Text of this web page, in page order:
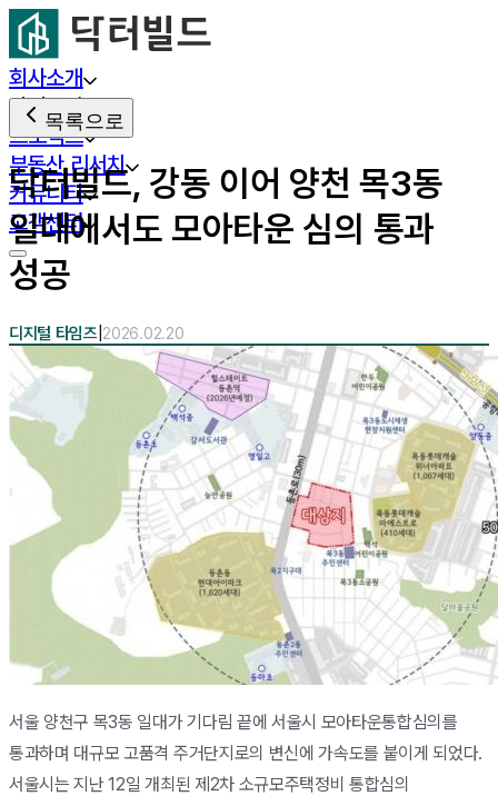
회사소개
사업분야
프로젝트
부동산 리서치
커뮤니티
고객센터
목록으로
닥터빌드, 강동 이어 양천 목3동
일대에서도 모아타운 심의 통과
성공
디지털 타임즈 2026.02.20
서울 양천구 목3동 일대가 기다림 끝에 서울시 모아타운통합심의를
통과하며 대규모 고품격 주거단지로의 변신에 가속도를 붙이게 되었다.
서울시는 지난 12일 개최된 제2차 소규모주택정비 통합심의